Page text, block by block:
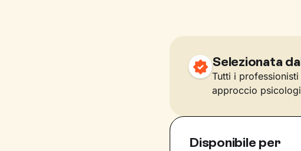
Selezionata
Tutti i
approccio
Disponibile per